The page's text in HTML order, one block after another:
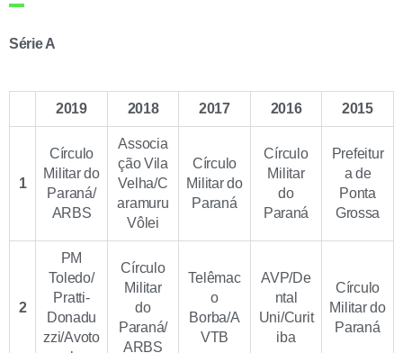
Série A
2019 2018 2017 2016 2015
1
Círculo
Militar do
Paraná/
ARBS
Associa
ção Vila
Velha/C
aramuru
Vôlei
Círculo
Militar do
Paraná
Círculo
Militar
do
Paraná
Prefeitur
a de
Ponta
Grossa
2
PM
Toledo/
Pratti-
Donadu
zzi/Avoto
Círculo
Militar
do
Paraná/
ARBS
Telêmac
o
Borba/A
VTB
AVP/De
ntal
Uni/Curit
iba
Círculo
Militar do
Paraná